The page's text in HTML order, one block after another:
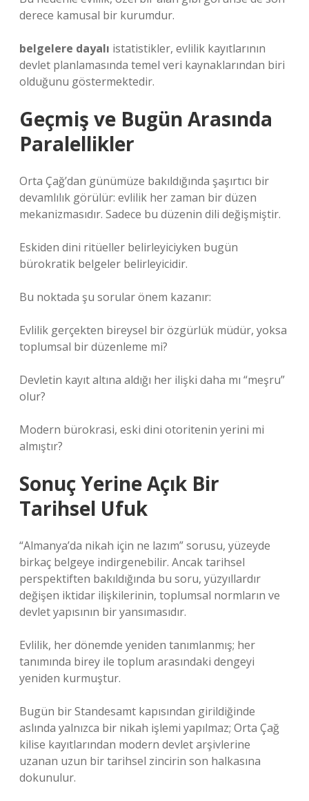
derece kamusal bir kurumdur.
belgelere dayalı istatistikler, evlilik kayıtlarının
devlet planlamasında temel veri kaynaklarından biri
olduğunu göstermektedir.
Geçmiş ve Bugün Arasında
Paralellikler
Orta Çağ’dan günümüze bakıldığında şaşırtıcı bir
devamlılık görülür: evlilik her zaman bir düzen
mekanizmasıdır. Sadece bu düzenin dili değişmiştir.
Eskiden dini ritüeller belirleyiciyken bugün
bürokratik belgeler belirleyicidir.
Bu noktada şu sorular önem kazanır:
Evlilik gerçekten bireysel bir özgürlük müdür, yoksa
toplumsal bir düzenleme mi?
Devletin kayıt altına aldığı her ilişki daha mı “meşru”
olur?
Modern bürokrasi, eski dini otoritenin yerini mi
almıştır?
Sonuç Yerine Açık Bir
Tarihsel Ufuk
“Almanya’da nikah için ne lazım” sorusu, yüzeyde
birkaç belgeye indirgenebilir. Ancak tarihsel
perspektiften bakıldığında bu soru, yüzyıllardır
değişen iktidar ilişkilerinin, toplumsal normların ve
devlet yapısının bir yansımasıdır.
Evlilik, her dönemde yeniden tanımlanmış; her
tanımında birey ile toplum arasındaki dengeyi
yeniden kurmuştur.
Bugün bir Standesamt kapısından girildiğinde
aslında yalnızca bir nikah işlemi yapılmaz; Orta Çağ
kilise kayıtlarından modern devlet arşivlerine
uzanan uzun bir tarihsel zincirin son halkasına
dokunulur.